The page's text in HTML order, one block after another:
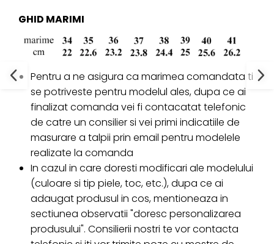
GHID MARIMI
Pentru a ne asigura ca marimea comandata ti
se potriveste pentru modelul ales, dupa ce ai
finalizat comanda vei fi contacatat telefonic
de catre un consilier si vei primi indicatiile de
masurare a talpii prin email pentru modelele
realizate la comanda
In cazul in care doresti modificari ale modelului
(culoare si tip piele, toc, etc.), dupa ce ai
adaugat produsul in cos, mentioneaza in
sectiunea observatii "doresc personalizarea
produsului". Consilierii nostri te vor contacta